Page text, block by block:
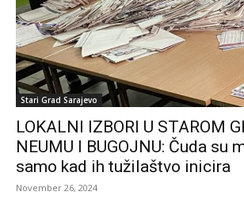
Stari Grad Sarajevo
LOKALNI IZBORI U STAROM
NEUMU I BUGOJNU: Čuda su
samo kad ih tužilaštvo inicira
November 26, 2024